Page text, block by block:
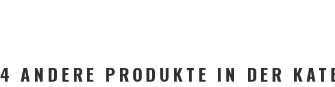
4 ANDERE PRODUKTE IN DER